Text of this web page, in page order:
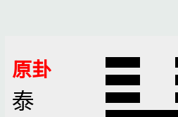
原卦
泰